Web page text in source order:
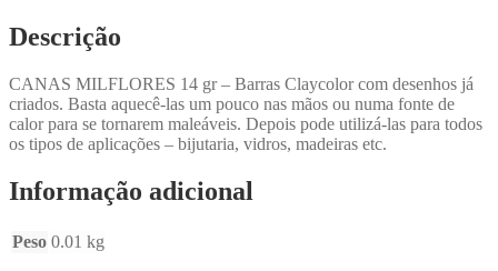
Descrição
CANAS MILFLORES 14 gr – Barras Claycolor com desenhos já
criados. Basta aquecê-las um pouco nas mãos ou numa fonte de
calor para se tornarem maleáveis. Depois pode utilizá-las para todos
os tipos de aplicações – bijutaria, vidros, madeiras etc.
Informação adicional
Peso 0.01 kg